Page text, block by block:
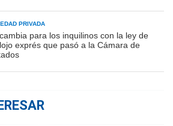
PRIVADA
para los inquilinos con la ley de
exprés que pasó a la Cámara de